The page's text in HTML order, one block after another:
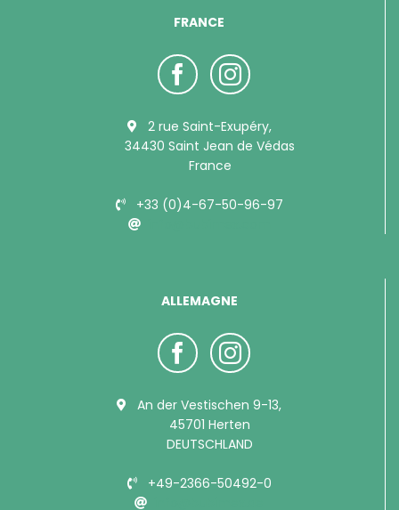
FRANCE
2 rue Saint-Exupéry,
34430 Saint Jean de Védas
France
+33 (0)4-67-50-96-97
ALLEMAGNE
An der Vestischen 9-13,
45701 Herten
DEUTSCHLAND
+49-2366-50492-0